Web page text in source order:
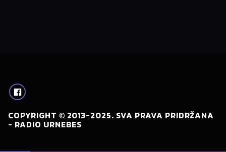
COPYRIGHT © 2013-2025. SVA PRAVA PRIDRŽANA
- RADIO URNEBES